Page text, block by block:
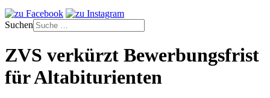
Suchen
ZVS verkürzt Bewerbungsfrist
für Altabiturienten